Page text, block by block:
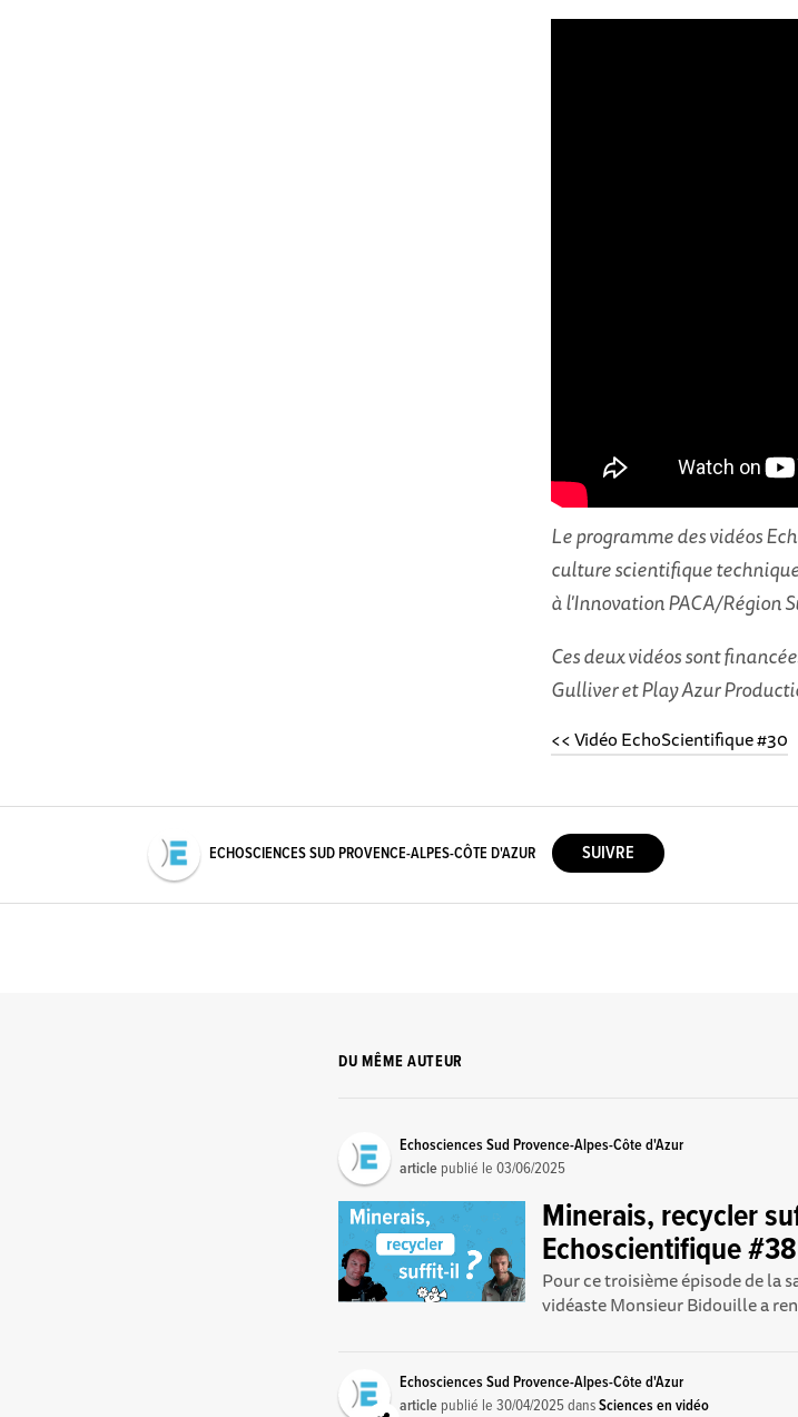
Le programme des vidéos
culture scientifique
à l'Innovation PACA/Région
Ces deux vidéos sont
Gulliver et Play Azur
<< Vidéo EchoScientifique #30
ECHOSCIENCES SUD PROVENCE-ALPES-CÔTE D'AZUR
DU MÊME AUTEUR
Echosciences Sud Provence-Alpes-Côte d'Azur
article publié le03/06/2025
Minerais, recycler
Echoscientifique #38
Pour ce troisième épisode de la
vidéaste Monsieur Bidouille a
Echosciences Sud Provence-Alpes-Côte d'Azur
article publié le30/04/2025dansSciences en vidéo